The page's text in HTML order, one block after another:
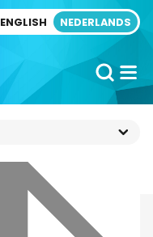
ENGLISH NEDERLANDS